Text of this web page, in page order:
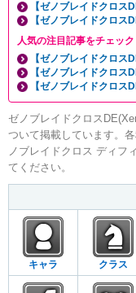
【ゼノブレイドクロス
【ゼノブレイドクロス
人気の注目記事をチェック
【ゼノブレイドクロス
【ゼノブレイドクロス
【ゼノブレイドクロス
ゼノブレイドクロス
ついて掲載しています。
ノブレイドクロス ディフ
てください。
キャラ クラス